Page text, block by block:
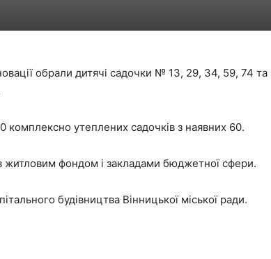
обрали дитячі садочки № 13, 29, 34, 59, 74
комплексно утеплених садочків з наявних 60.
житловим фондом і закладами бюджетної сфери.
будівництва Вінницької міської ради.